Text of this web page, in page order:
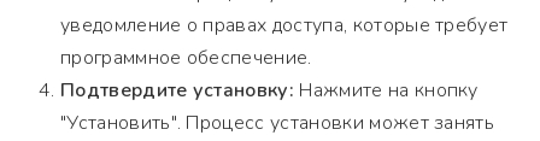
уведомление о правах доступа, которые требует
программное обеспечение.
Подтвердите установку: Нажмите на кнопку
"Установить". Процесс установки может занять